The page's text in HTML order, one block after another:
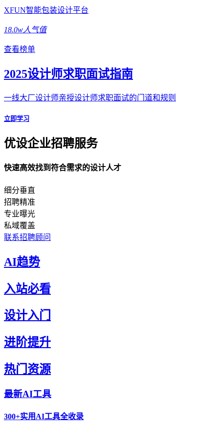
XFUN智能包装设计平台
18.0w人气值
查看榜单
2025设计师求职面试指南
一线大厂设计师亲授设计师求职面试的门道和规则
立即学习
优设企业招聘服务
快速高效找到符合需求的设计人才
细分垂直
招聘精准
专业曝光
私域覆盖
联系招聘顾问
AI趋势
入站必看
设计入门
进阶提升
热门资源
最新AI工具
300+实用AI工具全收录